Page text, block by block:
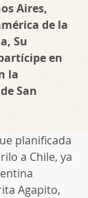
Aires,
de la
Su
en
la
San
planificada
a Chile, ya
Agapito,